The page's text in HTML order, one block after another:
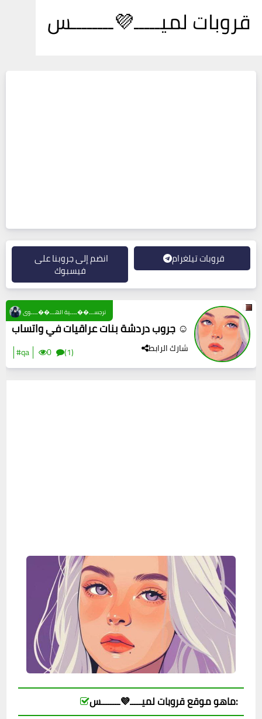
قروبات لميـــــ💜ــــــــس
انضم إلى جروبنا على
فيسبوك
قروبات تيلغرام
جروب دردشة بنات عراقيات في واتساب ☺
شارك الرابط #qa 0 (1)
نرجســـ��ــــية الهـــ��ــــوى
ماهو موقع قروبات لميـــــ💜ــــــــس: